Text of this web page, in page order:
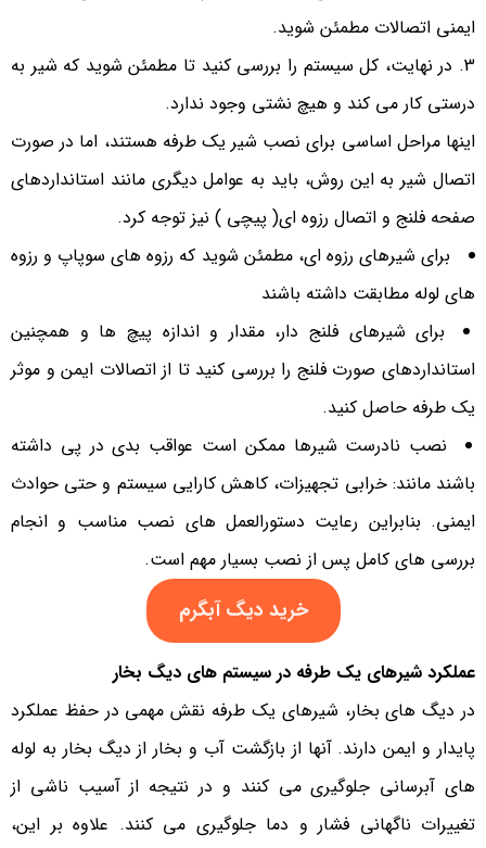
ایمنی اتصالات مطمئن شوید.
در نهایت، کل سیستم را بررسی کنید تا مطمئن شوید که شیر به
درستی کار می کند و هیچ نشتی وجود ندارد.
اینها مراحل اساسی برای نصب شیر یک طرفه هستند، اما در صورت
اتصال شیر به این روش، باید به عوامل دیگری مانند استانداردهای
صفحه فلنج و اتصال رزوه ای( پیچی ) نیز توجه کرد.
برای شیرهای رزوه ای، مطمئن شوید که رزوه های سوپاپ و رزوه
های لوله مطابقت داشته باشند
برای شیرهای فلنج دار، مقدار و اندازه پیچ ها و همچنین
استانداردهای صورت فلنج را بررسی کنید تا از اتصالات ایمن و موثر
یک طرفه حاصل کنید.
نصب نادرست شیرها ممکن است عواقب بدی در پی داشته
باشند مانند: خرابی تجهیزات، کاهش کارایی سیستم و حتی حوادث
ایمنی. بنابراین رعایت دستورالعمل های نصب مناسب و انجام
بررسی های کامل پس از نصب بسیار مهم است.
خرید دیگ آبگرم
عملکرد شیرهای یک طرفه در سیستم های دیگ بخار
در دیگ های بخار، شیرهای یک طرفه نقش مهمی در حفظ عملکرد
پایدار و ایمن دارند. آنها از بازگشت آب و بخار از دیگ بخار به لوله
های آبرسانی جلوگیری می کنند و در نتیجه از آسیب ناشی از
تغییرات ناگهانی فشار و دما جلوگیری می کنند. علاوه بر این،